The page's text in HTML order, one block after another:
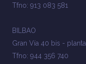
Tfno: 913 083 581
BILBAO
Gran Vía 40 bis -
Tfno: 944 356 740